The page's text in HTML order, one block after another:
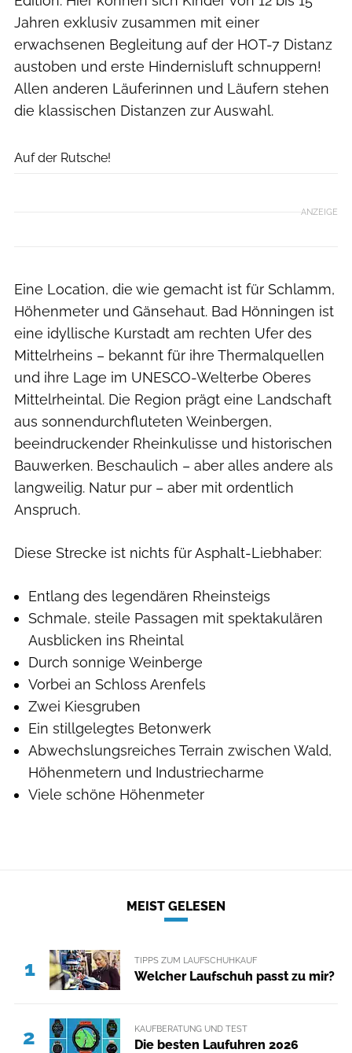
Jahren exklusiv zusammen mit einer
erwachsenen Begleitung auf der HOT-7 Distanz
austoben und erste Hindernisluft schnuppern!
Allen anderen Läuferinnen und Läufern stehen
die klassischen Distanzen zur Auswahl.
Auf der Rutsche!
ANZEIGE
Eine Location, die wie gemacht ist für Schlamm,
Höhenmeter und Gänsehaut. Bad Hönningen ist
eine idyllische Kurstadt am rechten Ufer des
Mittelrheins – bekannt für ihre Thermalquellen
und ihre Lage im UNESCO-Welterbe Oberes
Mittelrheintal. Die Region prägt eine Landschaft
aus sonnendurchfluteten Weinbergen,
beeindruckender Rheinkulisse und historischen
Bauwerken. Beschaulich – aber alles andere als
langweilig. Natur pur – aber mit ordentlich
Anspruch.
Diese Strecke ist nichts für Asphalt-Liebhaber:
Entlang des legendären Rheinsteigs
Schmale, steile Passagen mit spektakulären
Ausblicken ins Rheintal
Durch sonnige Weinberge
Vorbei an Schloss Arenfels
Zwei Kiesgruben
Ein stillgelegtes Betonwerk
Abwechslungsreiches Terrain zwischen Wald,
Höhenmetern und Industriecharme
Viele schöne Höhenmeter
MEIST GELESEN
1 TIPPS ZUM LAUFSCHUHKAUF
Welcher Laufschuh passt zu mir?
2 KAUFBERATUNG UND TEST
Die besten Laufuhren 2026